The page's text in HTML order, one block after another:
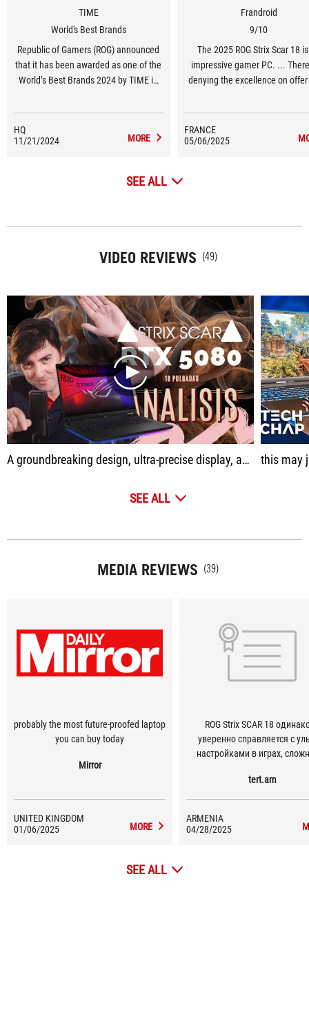
TIME
World's Best Brands
Republic of Gamers (ROG) announced
that it has been awarded as one of the
World’s Best Brands 2024 by TIME in
Electronics and Gaming Hardware and
HQ
11/21/2024
MORE
Frandroid
9/10
The 2025 ROG Strix Scar 18
impressive gamer PC. ...
denying the excellence on
but now allows access to
storage upgrades or
replacement without even
FRANCE
05/06/2025
SEE ALL
VIDEO REVIEWS (49)
play
A groundbreaking design, ultra-precise display, and the brutal performance offered by the RTX 5080 this may
SEE ALL
MEDIA REVIEWS (39)
probably the most future-proofed laptop
you can buy today
Mirror
UNITED KINGDOM
01/06/2025
MORE
ROG Strix SCAR 18 одинаково
уверенно справляется с
настройками в играх,
моделированием — и при
остаётся устройством,
tert.am
ARMENIA
04/28/2025
SEE ALL